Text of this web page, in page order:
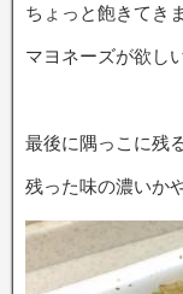
ちょっと飽きてき
マヨネーズが欲し
最後に隅っこに残
残った味の濃いか